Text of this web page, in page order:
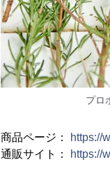
プロ
商品ページ：
https://
通販サイト：
https://